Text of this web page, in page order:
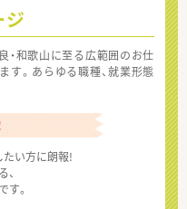
ジ
・和歌山に至る広範囲のお仕
。あらゆる職種、就業形態
たい方に朗報!
す。